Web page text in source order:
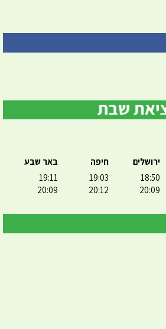
ירושלים
18:50
20:09
חיפה
19:03
20:12
באר שבע
19:11
20:09